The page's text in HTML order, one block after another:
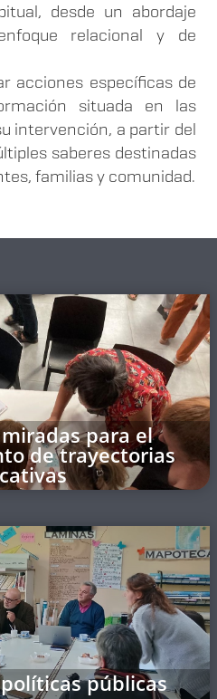
desde un abordaje
relacional y de
acciones específicas de
situada en las
intervención, a partir del
saberes destinadas
familias y comunidad.
para el
de trayectorias
públicas